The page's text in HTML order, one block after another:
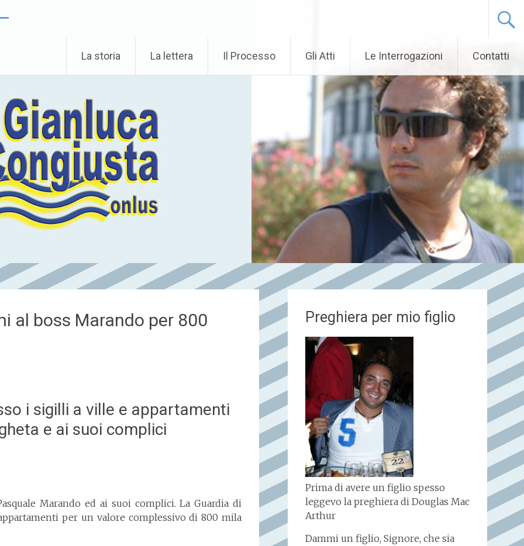
La storia La lettera Il Processo Gli Atti Le Interrogazioni Contatti
al boss Marando per 800
i sigilli a ville e appartamenti
e ai suoi complici
Marando ed ai suoi complici. La Guardia di
per un valore complessivo di 800 mila
Preghiera per mio figlio
Prima di avere un figlio spesso
leggevo la preghiera di Douglas Mac
Arthur
Dammi un figlio, Signore, che sia